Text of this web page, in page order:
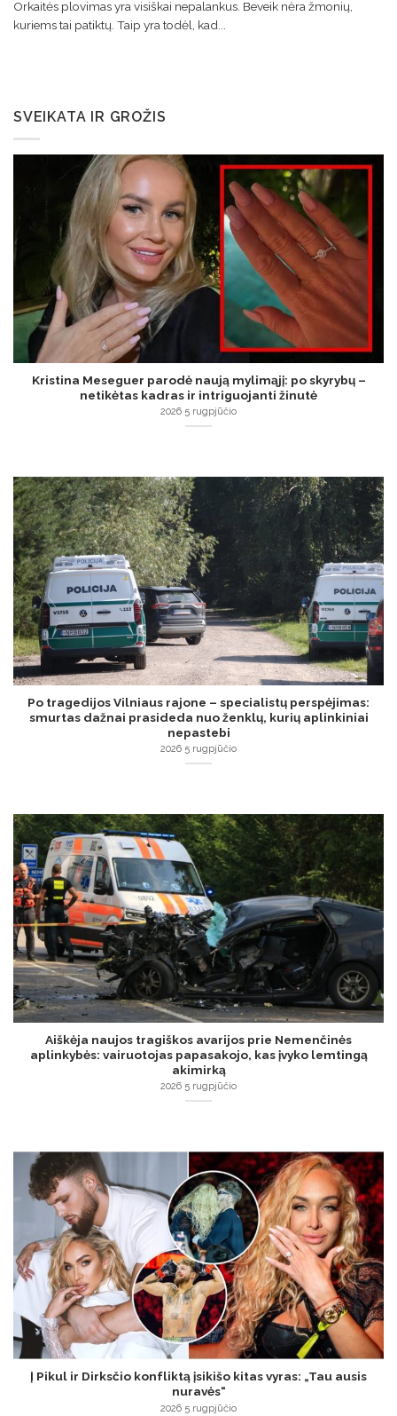
Orkaitės plovimas yra visiškai nepalankus. Beveik nėra žmonių,
kuriems tai patiktų. Taip yra todėl, kad...
SVEIKATA IR GROŽIS
Kristina Meseguer parodė naują mylimąjį: po skyrybų –
netikėtas kadras ir intriguojanti žinutė
2026 5 rugpjūčio
Po tragedijos Vilniaus rajone – specialistų perspėjimas:
smurtas dažnai prasideda nuo ženklų, kurių aplinkiniai
nepastebi
2026 5 rugpjūčio
Aiškėja naujos tragiškos avarijos prie Nemenčinės
aplinkybės: vairuotojas papasakojo, kas įvyko lemtingą
akimirką
2026 5 rugpjūčio
Į Pikul ir Dirksčio konfliktą įsikišo kitas vyras: „Tau ausis
nuravės“
2026 5 rugpjūčio